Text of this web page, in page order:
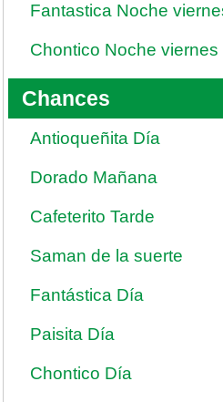
Fantastica Noche
Chontico Noche
Chances
Antioqueñita Día
Dorado Mañana
Cafeterito Tarde
Saman de la suerte
Fantástica Día
Paisita Día
Chontico Día